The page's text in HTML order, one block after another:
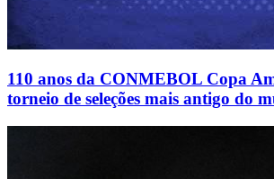
110 anos da CONMEBOL Copa
torneio de seleções mais antigo do